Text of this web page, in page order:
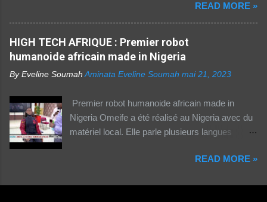
coûteux. Cinq faits pour appréhender le fossé
numérique en Afrique. La moitié des citadins
africains sont en ligne contre seulement 15% de
la population rurale. A l'échelle de la planète, les
habitants des zones urbaines sont deux fois...
d'Ivoire. Elle a gueri pres de 300 femmes.
Suivez ceci. - 1TPE.com - Votre boutique de
produits digitaux Source life tv.
READ MORE »
HIGH TECH AFRIQUE : Premier robot
humanoide africain made in Nigeria
By Eveline SoumahAminata Eveline Soumah mai 21, 2023
Premier robot humanoide africain made in
Nigeria Omeife a été réalisé au Nigeria avec du
matériel local. Elle parle plusieurs langues
READ MORE »